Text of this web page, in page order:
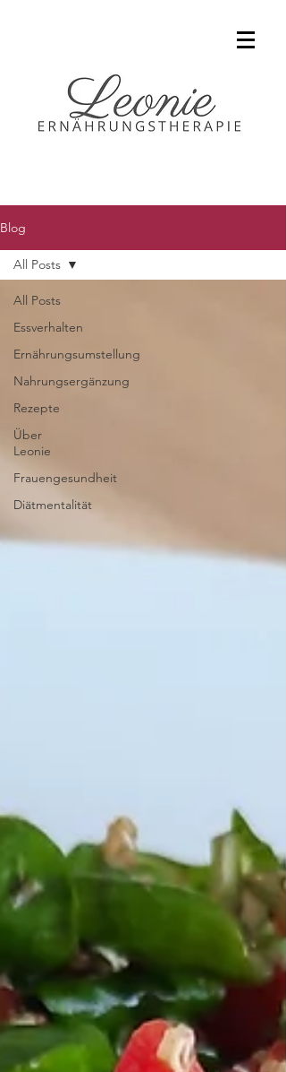
Blog
All Posts
Essverhalten
Ernährungsumstellung
Nahrungsergänzung
Rezepte
Über
Leonie
Frauengesundheit
Diätmentalität
All Posts